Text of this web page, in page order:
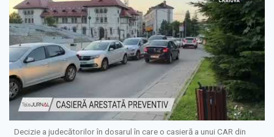
Decizie a judecătorilor în dosarul în care o casieră a unui CAR din